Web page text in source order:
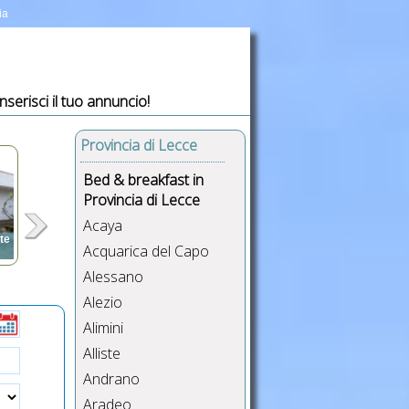
il tuo annuncio!
Provincia di Lecce
Bed & breakfast in
Provincia di Lecce
Acaya
Acquarica del Capo
Alessano
Alezio
Alimini
Alliste
Andrano
Aradeo